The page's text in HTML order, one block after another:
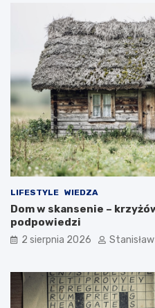
LIFESTYLE WIEDZA
Dom w skansenie –
podpowiedzi
2 sierpnia 2026